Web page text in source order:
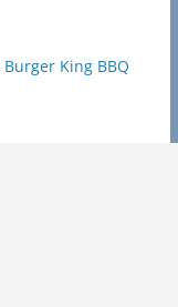
Burger King BBQ